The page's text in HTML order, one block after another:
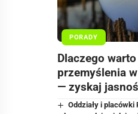
PORADY
Dlaczego
przemyślenia
— zyskaj
Oddziały i